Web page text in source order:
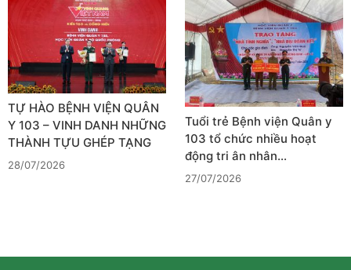
TỰ HÀO BỆNH VIỆN QUÂN
Y 103 – VINH DANH NHỮNG
THÀNH TỰU GHÉP TẠNG
28/07/2026
Tuổi trẻ Bệnh viện Quân y
103 tổ chức nhiều hoạt
động tri ân nhân…
27/07/2026